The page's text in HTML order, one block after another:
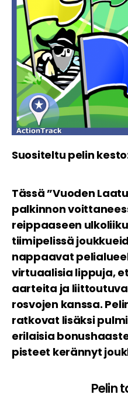
Suositeltu pelin
Tässä ”Vuoden
palkinnon
reippaaseen
tiimipelissä
nappaavat
virtuaalisia lippuja,
aarteita ja
rosvojen kanssa.
ratkovat lisäksi
erilaisia
pisteet kerännyt
Pelin